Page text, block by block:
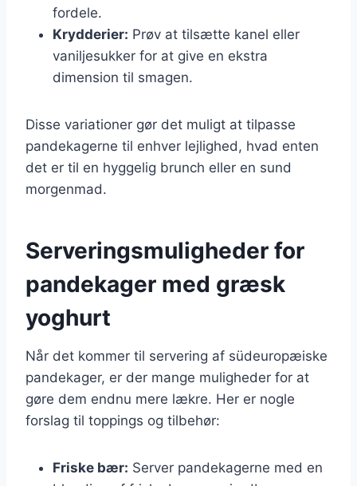
fordele.
Krydderier: Prøv at tilsætte kanel eller
vaniljesukker for at give en ekstra
dimension til smagen.
Disse variationer gør det muligt at tilpasse
pandekagerne til enhver lejlighed, hvad enten
det er til en hyggelig brunch eller en sund
morgenmad.
Serveringsmuligheder for
pandekager med græsk
yoghurt
Når det kommer til servering af südeuropæiske
pandekager, er der mange muligheder for at
gøre dem endnu mere lækre. Her er nogle
forslag til toppings og tilbehør:
Friske bær: Server pandekagerne med en